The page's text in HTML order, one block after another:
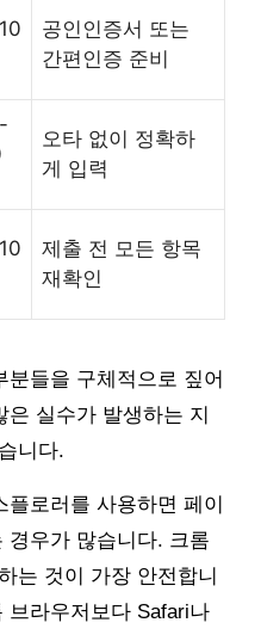
공인인증서 또는
간편인증 준비
오타 없이 정확하
게 입력
제출 전 모든 항목
재확인
들을 구체적으로 짚어
실수가 발생하는 지
니다.
로러를 사용하면 페이
경우가 많습니다. 크롬
는 것이 가장 안전합니
브라우저보다 Safari나